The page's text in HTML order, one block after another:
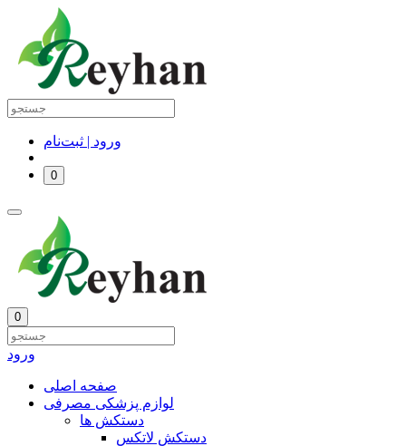
ورود | ثبت‌نام
0
0
ورود
صفحه اصلی
لوازم پزشکی مصرفی
دستکش ها
دستکش لاتکس